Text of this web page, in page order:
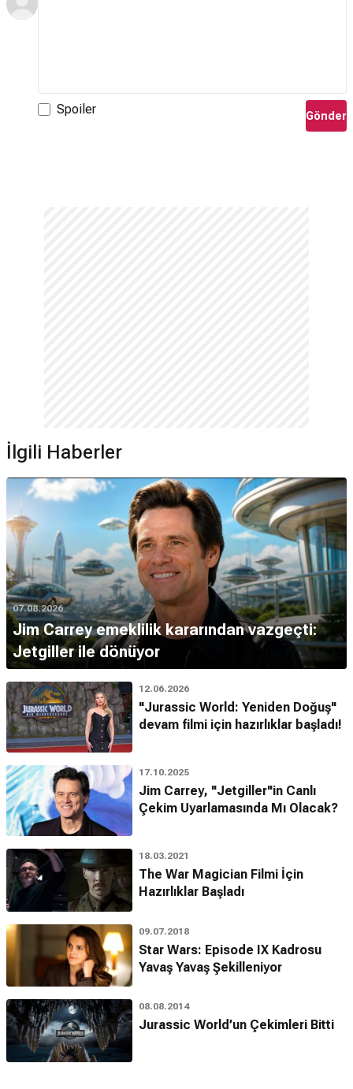
Spoiler Gönder
İlgili Haberler
07.08.2026
Jim Carrey emeklilik kararından vazgeçti:
Jetgiller ile dönüyor
12.06.2026
"Jurassic World: Yeniden Doğuş"
devam filmi için hazırlıklar başladı!
17.10.2025
Jim Carrey, "Jetgiller"in Canlı
Çekim Uyarlamasında Mı Olacak?
18.03.2021
The War Magician Filmi İçin
Hazırlıklar Başladı
09.07.2018
Star Wars: Episode IX Kadrosu
Yavaş Yavaş Şekilleniyor
08.08.2014
Jurassic World’un Çekimleri Bitti